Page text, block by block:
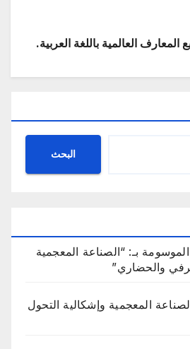
البحث
بـ: “الصناعة المعجمية
والحضاري”
المعجمية وإشكالية التحول